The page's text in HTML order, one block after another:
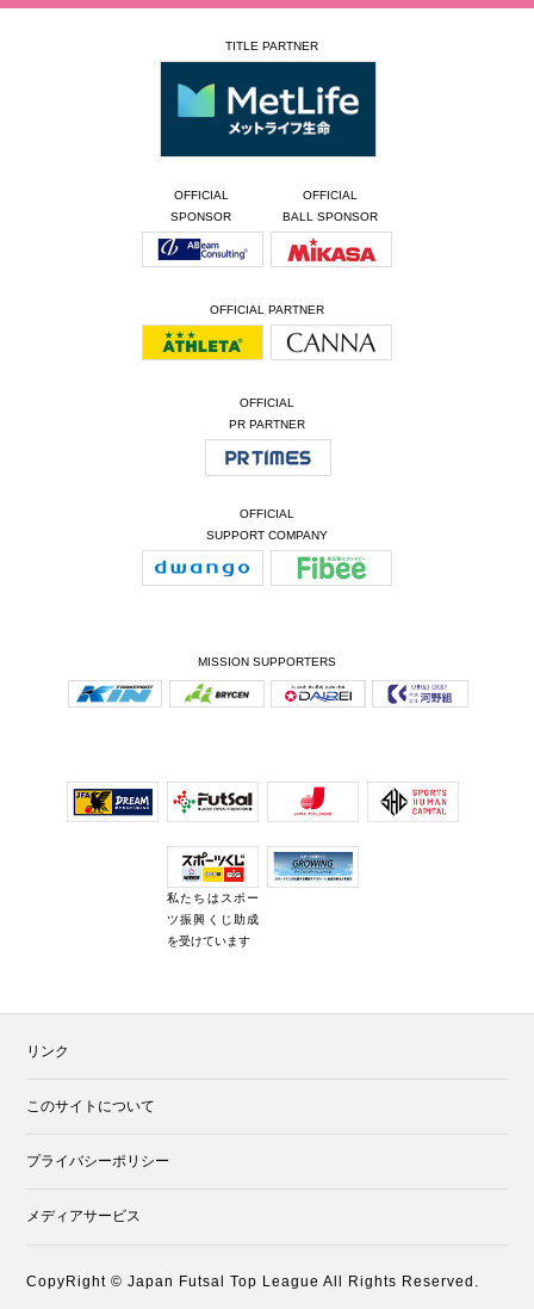
TITLE PARTNER
OFFICIAL
SPONSOR
OFFICIAL
BALL SPONSOR
OFFICIAL PARTNER
OFFICIAL
PR PARTNER
OFFICIAL
SUPPORT COMPANY
MISSION SUPPORTERS
私たちはスポー
ツ振興くじ助成
を受けています
リンク
このサイトについて
プライバシーポリシー
メディアサービス
CopyRight © Japan Futsal Top League All Rights Reserved.